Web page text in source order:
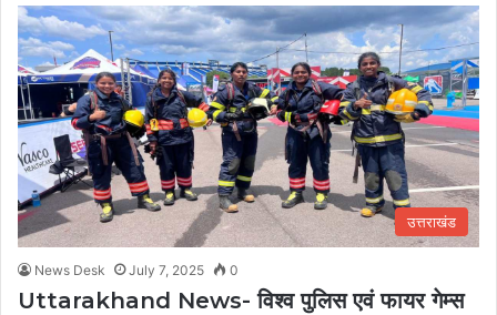
उत्तराखंड
News Desk July 7, 2025 0
Uttarakhand News- विश्व पुलिस एवं फायर गेम्स